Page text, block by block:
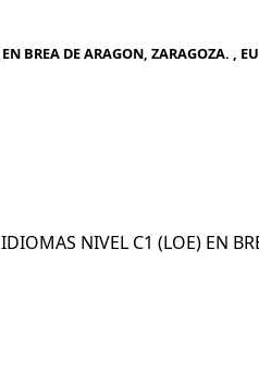
BREA DE ARAGON, ZARAGOZA. ,
NIVEL C1 (LOE) EN